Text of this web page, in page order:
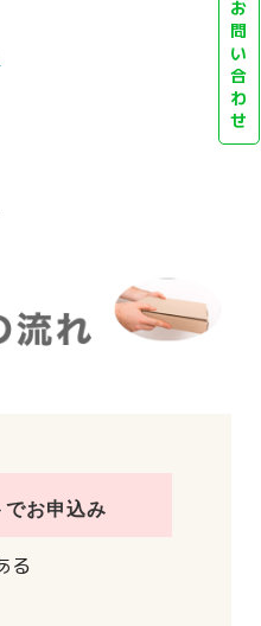
でお申込み
る
お
問
い
合
わ
せ